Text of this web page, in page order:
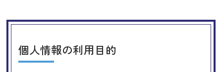
個人情報の利用目的